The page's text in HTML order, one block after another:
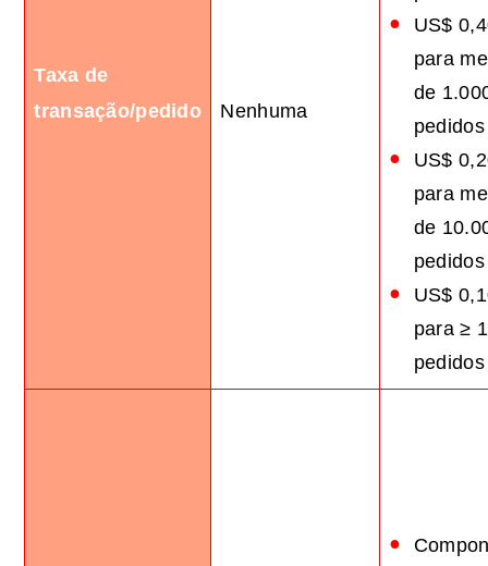
Taxa de
transação/pedido
Nenhuma
US$
para
de
pedidos
US$
para
de
pedidos
US$
para ≥
pedidos